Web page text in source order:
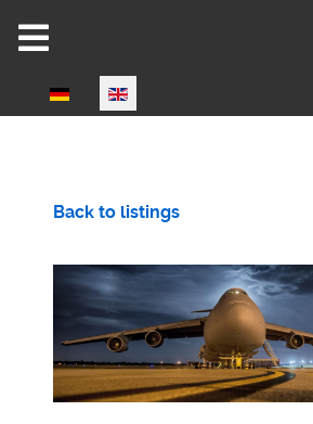
Select your language
CW-HIRE
Back to listings